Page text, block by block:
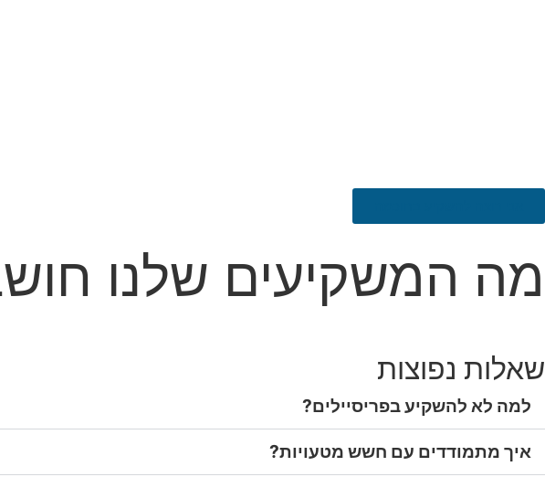
מה המשקיעים שלנו
שאלות נפוצות
למה לא להשקיע בפריסיילים?
איך מתמודדים עם חשש מטעויות?